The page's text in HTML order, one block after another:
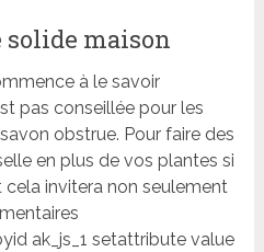
maison
à le savoir
pas conseillée pour les
obstrue. Pour faire des
en plus de vos plantes si
cela invitera non seulement
ak_js_1 setattribute value